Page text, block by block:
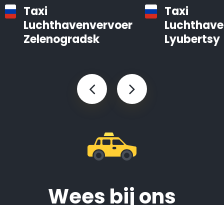
Taxi
Luchthavenvervoer
Zelenogradsk
Taxi
Lyubertsy
Wees bij ons